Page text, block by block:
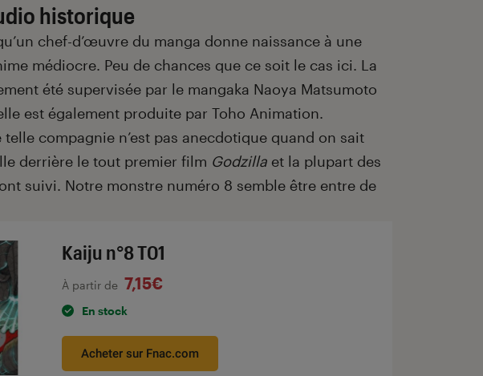
historique
chef-d’œuvre du manga donne naissance à une
médiocre. Peu de chances que ce soit le cas ici. La
été supervisée par le mangaka Naoya Matsumoto
est également produite par Toho Animation.
telle compagnie n’est pas anecdotique quand on sait
derrière le tout premier film Godzilla et la plupart des
suivi. Notre monstre numéro 8 semble être entre de
Kaiju n°8 T01
À partir de 7,15€
En stock
Acheter sur Fnac.com